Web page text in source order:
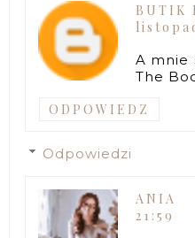
BUTIK
A mnie
The
ODPOWIEDZ
Odpowiedzi
ANIA
21:59